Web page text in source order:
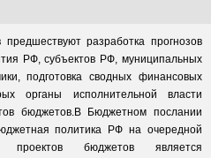
разработка прогнозов
РФ, субъектов РФ, муниципальных
подготовка сводных финансовых
органы исполнительной власти
бюджетов.В Бюджетном послании
политика РФ на очередной
проектов бюджетов является